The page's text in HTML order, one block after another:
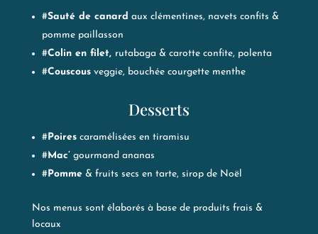
#Sauté de canard aux clémentines, navets confits &
pomme paillasson
#Colin en filet, rutabaga & carotte confite, polenta
#Couscousveggie, bouchée courgette menthe
Desserts
#Poirescaramélisées en tiramisu
#Mac’ gourmand ananas
#Pomme& fruits secs en tarte, sirop de Noël
Nos menus sont élaborés à base de produits frais &
locaux